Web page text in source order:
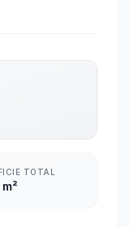
TOTAL